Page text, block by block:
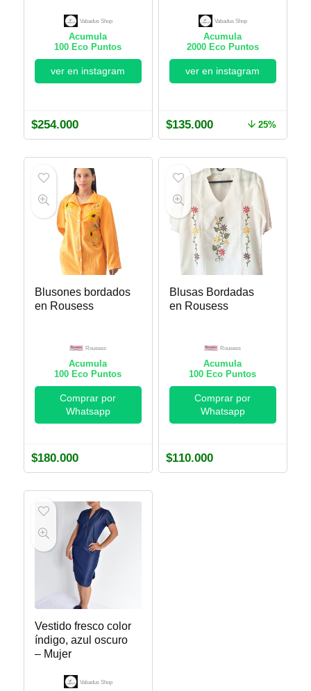
Vabadus Shop
Acumula
100 Eco Puntos
ver en instagram
$254.000
Vabadus Shop
Acumula
2000Eco Puntos
ver en instagram
$135.000 25%
Blusones bordados
en Rousess
Rousess
Acumula
100 Eco Puntos
Comprar por
Whatsapp
$180.000
Blusas Bordadas
en Rousess
Rousess
Acumula
100 Eco Puntos
Comprar por
Whatsapp
$110.000
Vestido fresco color
índigo, azul oscuro
– Mujer
Vabadus Shop